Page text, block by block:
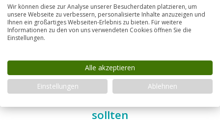
sollten
Wir können diese zur Analyse unserer Besucherdaten platzieren, um
unsere Webseite zu verbessern, personalisierte Inhalte anzuzeigen und
Ihnen ein großartiges Webseiten-Erlebnis zu bieten. Für weitere
Informationen zu den von uns verwendeten Cookies öffnen Sie die
Einstellungen.
Alle akzeptieren
Einstellungen
Ablehnen